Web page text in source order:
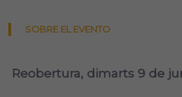
SOBRE EL EVENTO
Reobertura, dimarts 9 de